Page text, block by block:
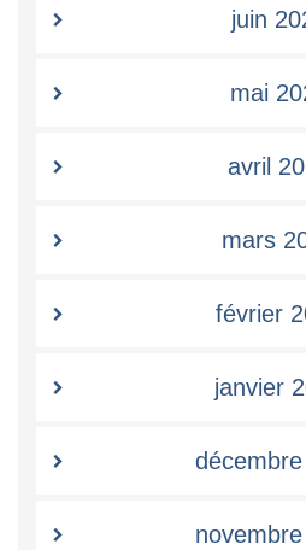
juin
mai
avril
mars
février
janvier